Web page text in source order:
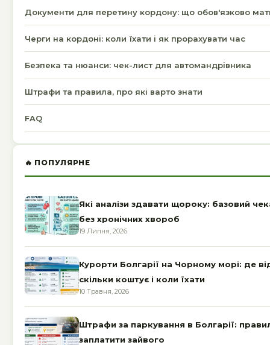
Документи для перетину кордону: що обов'язково
Черги на кордоні: коли їхати і як прорахувати час
Безпека та нюанси: чек-лист для автомандрівника
Штрафи та правила, про які варто знати
FAQ
🔥 ПОПУЛЯРНЕ
Які аналізи здавати щороку: базовий
без хронічних хвороб
19 Липня, 2026
Курорти Болгарії на Чорному морі: де
скільки коштує і коли їхати
10 Травня, 2026
Штрафи за паркування в Болгарії:
заплатити зайвого